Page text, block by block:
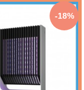
-18%